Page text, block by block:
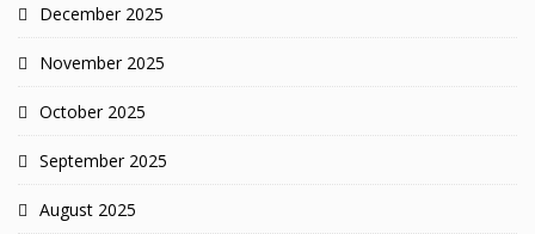
December 2025
November 2025
October 2025
September 2025
August 2025